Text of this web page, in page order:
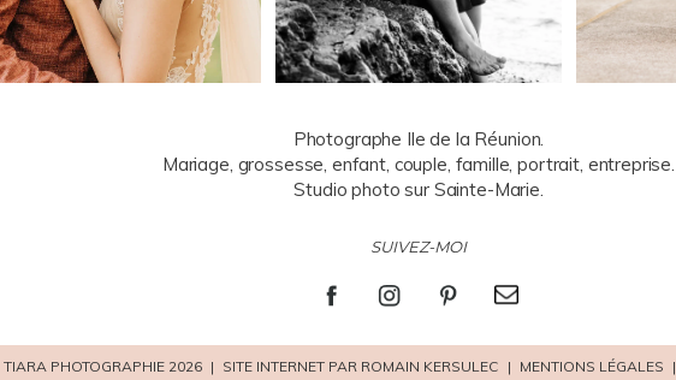
Photographe Ile de la Réunion.
Mariage, grossesse, enfant, couple, famille, portrait, entreprise.
Studio photo sur Sainte-Marie.
SUIVEZ-MOI
TIARA PHOTOGRAPHIE 2026 | SITE INTERNET PAR ROMAIN KERSULEC | MENTIONS LÉGALES |